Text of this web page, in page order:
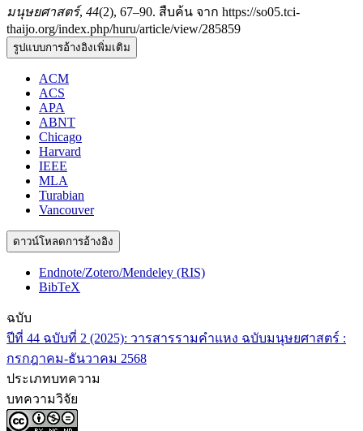
มนุษยศาสตร์, 44(2), 67–90. สืบค้น จาก https://so05.tci-
thaijo.org/index.php/huru/article/view/285859
รูปแบบการอ้างอิงเพิ่มเติม
ACM
ACS
APA
ABNT
Chicago
Harvard
IEEE
MLA
Turabian
Vancouver
ดาวน์โหลดการอ้างอิง
Endnote/Zotero/Mendeley (RIS)
BibTeX
ฉบับ
ปีที่ 44 ฉบับที่ 2 (2025): วารสารรามคำแหง ฉบับมนุษยศาสตร์ :
กรกฎาคม-ธันวาคม 2568
ประเภทบทความ
บทความวิจัย